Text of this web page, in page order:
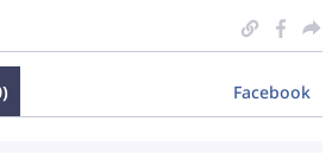
) Facebook